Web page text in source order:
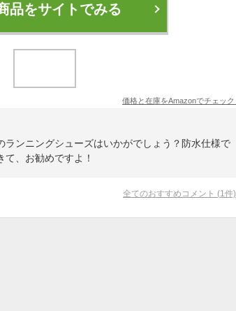
品をサイトでみる
価格と在庫をAmazonでチェック
ランニングシューズはいかがでしょう？防水仕様で
、お勧めですよ！
全てのおすすめコメント (1 件)